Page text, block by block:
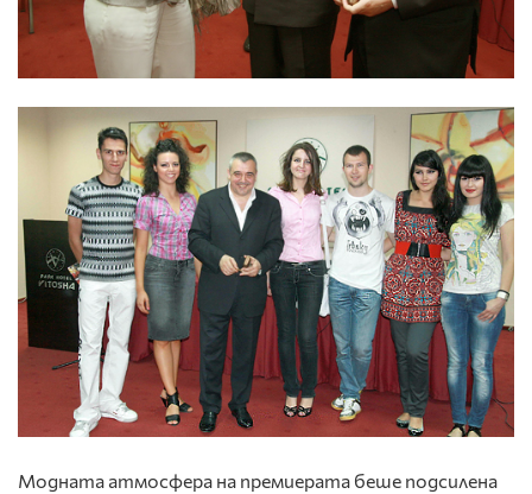
Модната атмосфера на премиерата беше подсилена